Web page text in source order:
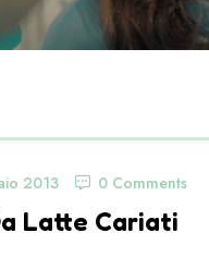
2013 0 Comments
Latte Cariati